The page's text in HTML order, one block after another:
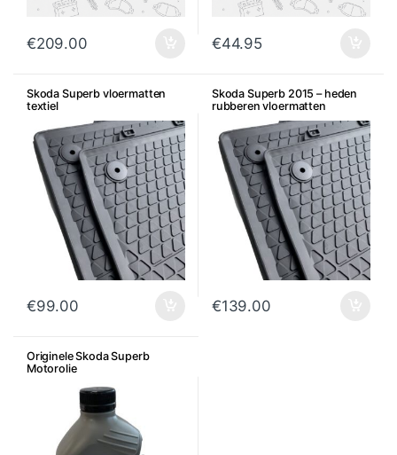
€209.00 €44.95
Skoda Superb vloermatten
textiel
€99.00
Skoda Superb 2015 – heden
rubberen vloermatten
€139.00
Originele Skoda Superb
Motorolie